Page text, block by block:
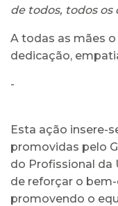
de todos, todos os
A todas as mães
dedicação,
-
Esta ação insere-
promovidas pelo
do Profissional da
de reforçar o
promovendo o